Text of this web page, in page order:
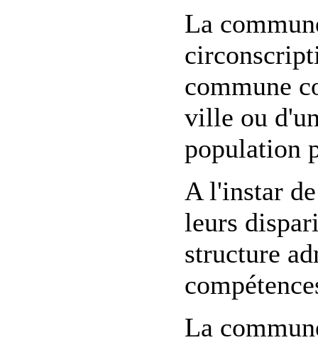
La
commune
ville ou
population
A l'instar
leurs
structure
La